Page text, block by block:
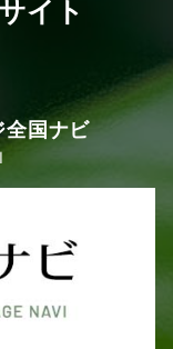
イト
全国ナビ